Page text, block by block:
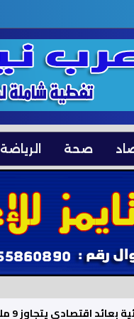
صحة الرياضة
يتجاوز 9 مليارات ريال